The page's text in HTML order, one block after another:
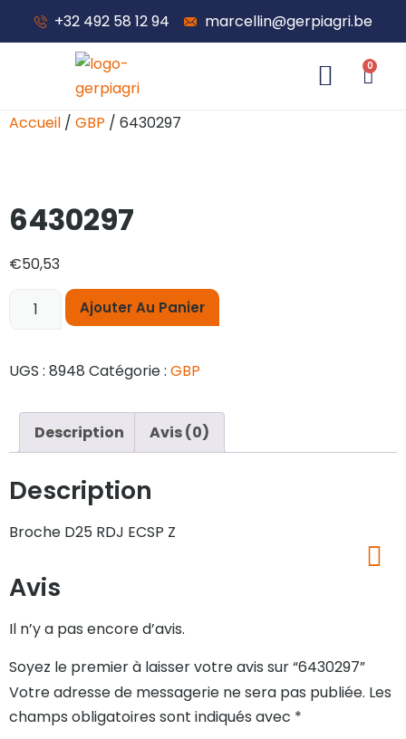
+32 492 58 12 94 marcellin@gerpiagri.be
0
Accueil / GBP / 6430297
6430297
€50,53
Ajouter Au Panier
UGS : 8948 Catégorie : GBP
Description Avis (0)
Description
Broche D25 RDJ ECSP Z
Avis
Il n’y a pas encore d’avis.
Soyez le premier à laisser votre avis sur “6430297”
Votre adresse de messagerie ne sera pas publiée. Les
champs obligatoires sont indiqués avec *